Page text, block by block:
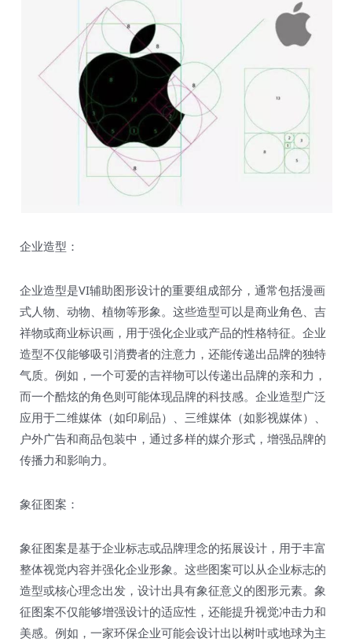
企业造型：
企业造型是VI辅助图形设计的重要组成部分，通常包括漫画
式人物、动物、植物等形象。这些造型可以是商业角色、吉
祥物或商业标识画，用于强化企业或产品的性格特征。企业
造型不仅能够吸引消费者的注意力，还能传递出品牌的独特
气质。例如，一个可爱的吉祥物可以传递出品牌的亲和力，
而一个酷炫的角色则可能体现品牌的科技感。企业造型广泛
应用于二维媒体（如印刷品）、三维媒体（如影视媒体）、
户外广告和商品包装中，通过多样的媒介形式，增强品牌的
传播力和影响力。
象征图案：
象征图案是基于企业标志或品牌理念的拓展设计，用于丰富
整体视觉内容并强化企业形象。这些图案可以从企业标志的
造型或核心理念出发，设计出具有象征意义的图形元素。象
征图案不仅能够增强设计的适应性，还能提升视觉冲击力和
美感。例如，一家环保企业可能会设计出以树叶或地球为主